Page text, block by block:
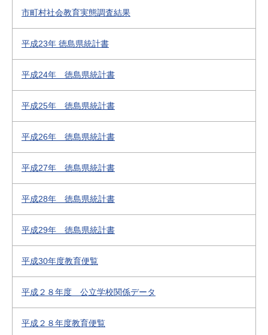
市町村社会教育実態調査結果
平成23年 徳島県統計書
平成24年 徳島県統計書
平成25年 徳島県統計書
平成26年 徳島県統計書
平成27年 徳島県統計書
平成28年 徳島県統計書
平成29年 徳島県統計書
平成30年度教育便覧
平成２８年度 公立学校関係データ
平成２８年度教育便覧